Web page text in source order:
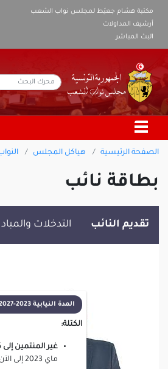
مكتبة هشام جعيّط لمجلس نواب الشعب
أرشيف المداولات
البث المباشر
الصفحة الرئيسية هياكل المجلس
بطاقة نائب
تقديم النائب التدخلات
المدة النيابية 2023-2027
الكتلة:
غير المنتمين
ماي 2023
إلىالآن